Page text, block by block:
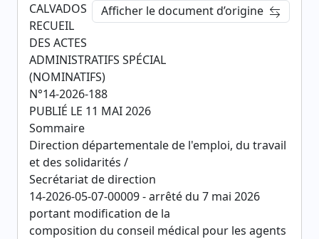
Afficher le document d’origine
CALVADOS
RECUEIL
DES ACTES
ADMINISTRATIFS SPÉCIAL
(NOMINATIFS)
N°14-2026-188
PUBLIÉ LE 11 MAI 2026
Sommaire
Direction départementale de l'emploi, du travail
et des solidarités /
Secrétariat de direction
14-2026-05-07-00009 - arrêté du 7 mai 2026
portant modification de la
composition du conseil médical pour les agents